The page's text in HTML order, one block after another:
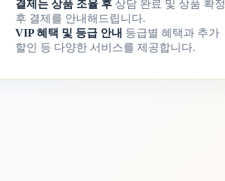
결제는 상품 조율 후 상담 완료 및 상품 확정
후 결제를 안내해드립니다.
VIP 혜택 및 등급 안내 등급별 혜택과 추가
할인 등 다양한 서비스를 제공합니다.